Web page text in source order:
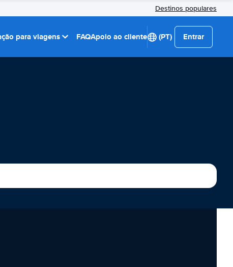
Destinos populares
para viagens FAQApoio ao cliente (PT) Entrar